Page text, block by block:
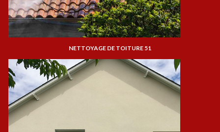
NETTOYAGE DE TOITURE 51